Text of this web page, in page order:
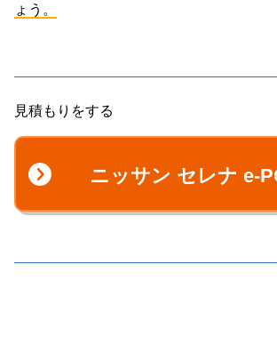
ょう。
見積もりをする
ニッサン セレナ e-